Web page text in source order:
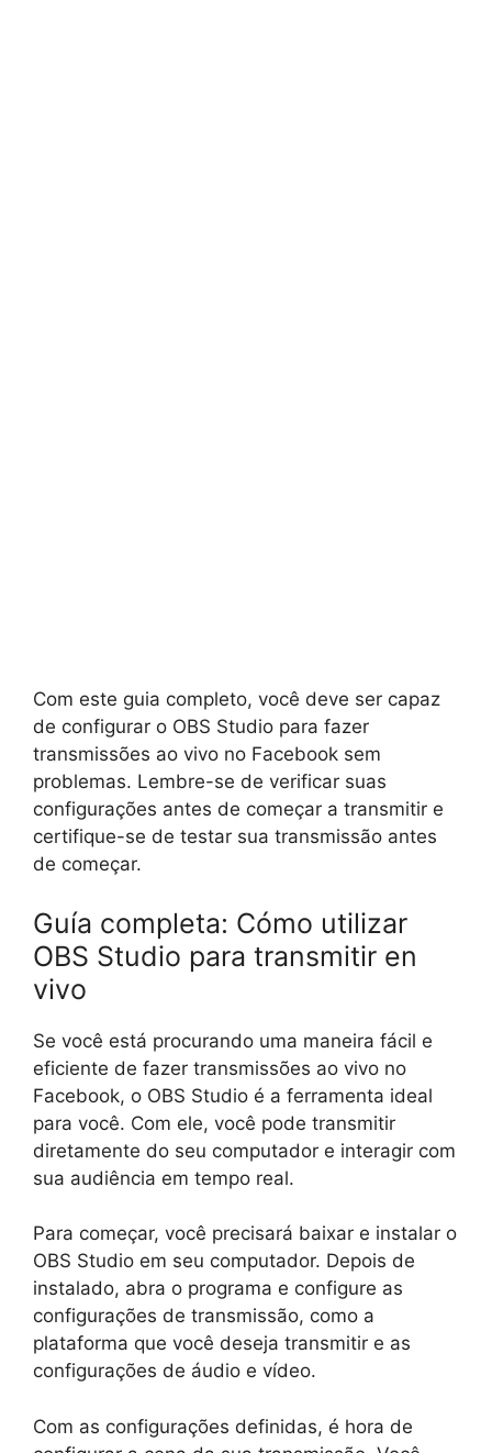
Com este guia completo, você deve ser capaz
de configurar o OBS Studio para fazer
transmissões ao vivo no Facebook sem
problemas. Lembre-se de verificar suas
configurações antes de começar a transmitir e
certifique-se de testar sua transmissão antes
de começar.
Guía completa: Cómo utilizar
OBS Studio para transmitir en
vivo
Se você está procurando uma maneira fácil e
eficiente de fazer transmissões ao vivo no
Facebook, o OBS Studio é a ferramenta ideal
para você. Com ele, você pode transmitir
diretamente do seu computador e interagir com
sua audiência em tempo real.
Para começar, você precisará baixar e instalar o
OBS Studio em seu computador. Depois de
instalado, abra o programa e configure as
configurações de transmissão, como a
plataforma que você deseja transmitir e as
configurações de áudio e vídeo.
Com as configurações definidas, é hora de